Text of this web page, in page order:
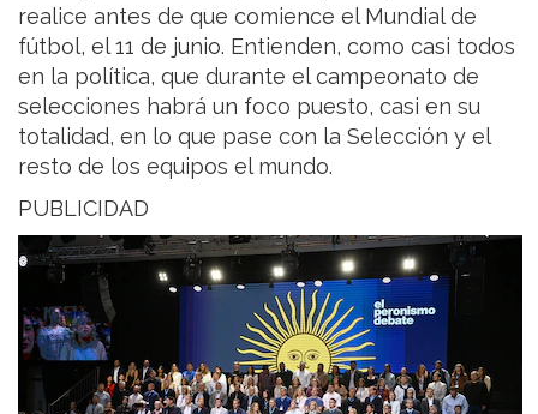
realice antes de que comience el Mundial de
fútbol, el 11 de junio. Entienden, como casi todos
en la política, que durante el campeonato de
selecciones habrá un foco puesto, casi en su
totalidad, en lo que pase con la Selección y el
resto de los equipos el mundo.
PUBLICIDAD